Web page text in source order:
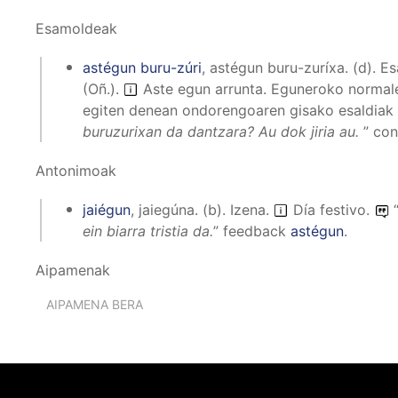
Esamoldeak
astégun buru-zúri, astégun buru-zuríxa. (d).
(Oñ.).
Aste egun arrunta. Eguneroko
egiten denean ondorengoaren gisako
buruzurixan da dantzara? Au dok jiria au. ”
Antonimoak
jaiégun, jaiegúna. (b). Izena. Día festivo. “
ein biarra tristia da.” feedback astégun.
Aipamenak
AIPAMENA BERA